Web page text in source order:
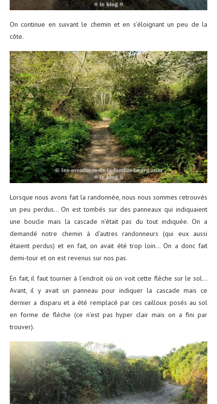
On continue en suivant le chemin et en s’éloignant un peu de la
côte.
Lorsque nous avons fait la randonnée, nous nous sommes retrouvés
un peu perdus… On est tombés sur des panneaux qui indiquaient
une boucle mais la cascade n’était pas du tout indiquée. On a
demandé notre chemin à d’autres randonneurs (qui eux aussi
étaient perdus) et en fait, on avait été trop loin… On a donc fait
demi-tour et on est revenus sur nos pas.
En fait, il faut tourner à l’endroit où on voit cette flèche sur le sol…
Avant, il y avait un panneau pour indiquer la cascade mais ce
dernier a disparu et a été remplacé par ces cailloux posés au sol
en forme de flèche (ce n’est pas hyper clair mais on a fini par
trouver).